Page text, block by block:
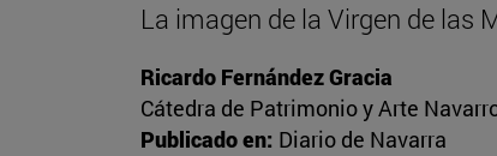
La imagen de la Virgen de las
Ricardo Fernández Gracia
Cátedra de Patrimonio y Arte
Publicado en: Diario de Navarra